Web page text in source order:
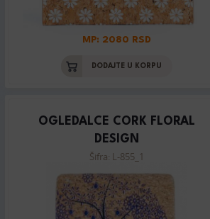
MP: 2080 RSD
DODAJTE U KORPU
OGLEDALCE CORK FLORAL
DESIGN
Šifra: L-855_1